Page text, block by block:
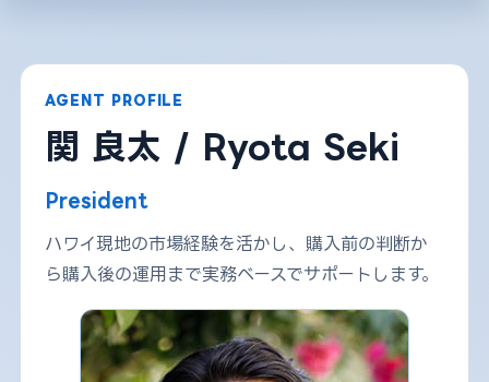
AGENT PROFILE
関 良太 / Ryota Seki
President
ハワイ現地の市場経験を活かし、購入前の判断か
ら購入後の運用まで実務ベースでサポートします。